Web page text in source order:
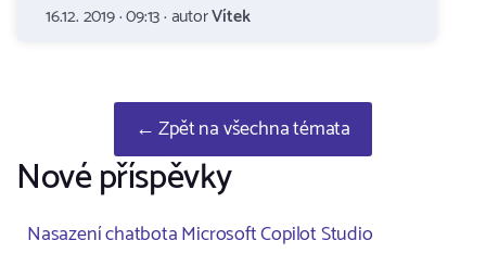
16.12. 2019 · 09:13 · autorVítek
← Zpět na všechna témata
Nové příspěvky
Nasazení chatbota Microsoft Copilot Studio